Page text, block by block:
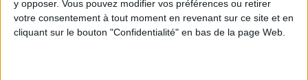
y opposer. Vous pouvez modifier vos préférences ou retirer
votre consentement à tout moment en revenant sur ce site et en
cliquant sur le bouton "Confidentialité" en bas de la page Web.
Peut-on remplacer la viande par des féculents ?
Consultation diététique du 05/08/2026